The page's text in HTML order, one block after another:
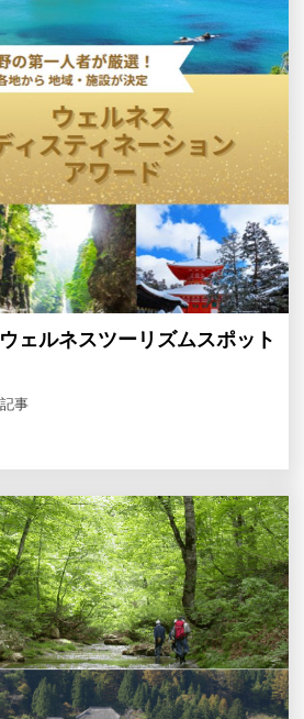
ェルネスツーリズムスポット
事